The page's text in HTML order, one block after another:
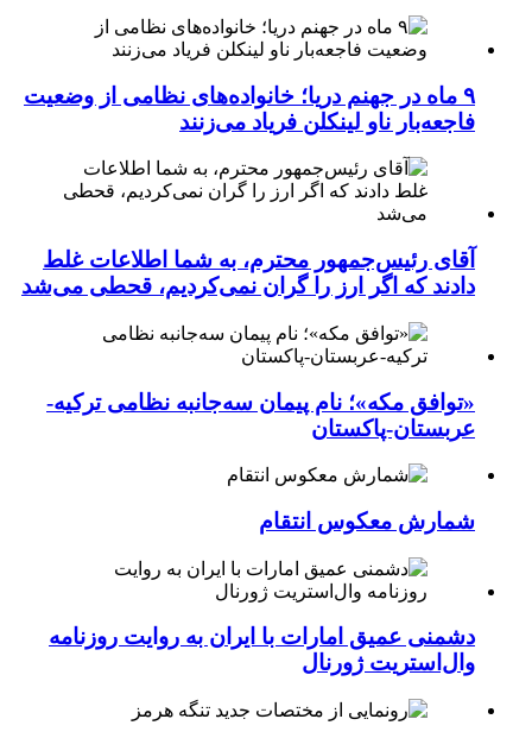
۹ ماه در جهنم دریا؛ خانواده‌های نظامی از وضعیت
فاجعه‌بار ناو لینکلن فریاد می‌زنند
آقای رئیس‌جمهور محترم، به شما اطلاعات غلط
دادند که اگر ارز را گران نمی‌کردیم، قحطی می‌شد
«توافق مکه»؛ نام پیمان سه‌جانبه نظامی ترکیه-
عربستان-پاکستان
شمارش معکوس انتقام
دشمنی عمیق امارات با ایران به روایت روزنامه
وال‌استریت ژورنال